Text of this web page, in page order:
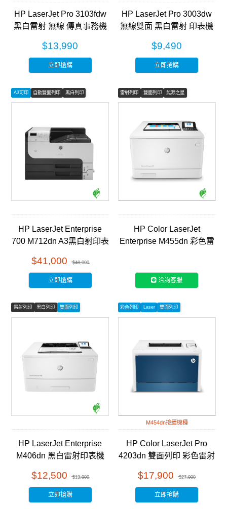
HP LaserJet Pro 3103fdw
黑白雷射 無線 傳真事務機
$13,990
立即搶購
HP LaserJet Pro 3003dw
無線雙面 黑白雷射 印表機
$9,490
立即搶購
A3可印 自動雙面列印 黑白列印
HP LaserJet Enterprise
700 M712dn A3黑白射印表
$41,000 $48,000
立即搶購
雷射列印 雙面列印 能源之星
HP Color LaserJet
Enterprise M455dn 彩色雷
洽詢客服
雷射列印 黑白列印 雙面列印
HP LaserJet Enterprise
M406dn 黑白雷射印表機
$12,500 $13,000
立即搶購
彩色列印 Laser 雙面列印
M454dn接續機種
HP Color LaserJet Pro
4203dn 雙面列印 彩色雷射
$17,900 $27,000
立即搶購